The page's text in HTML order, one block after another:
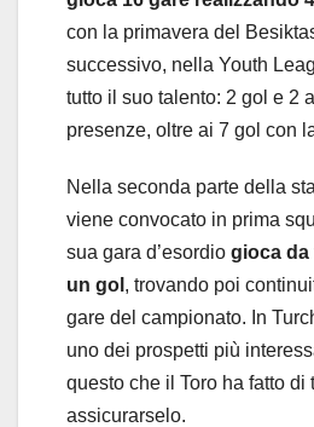
con la primavera del
successivo, nella Youth
tutto il suo talento: 2 gol e 2
presenze, oltre ai 7 gol con
Nella seconda parte della
viene convocato in prima
sua gara d’esordio gioca da
un gol , trovando poi
gare del campionato. In
uno dei prospetti più
questo che il Toro ha fatto di
assicurarselo.